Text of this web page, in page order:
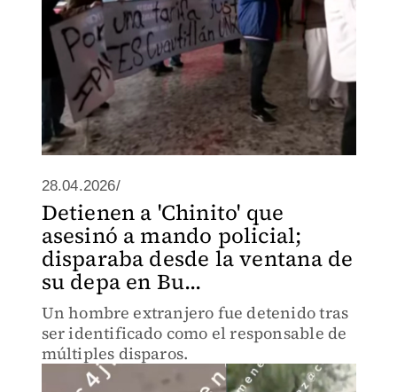
28.04.2026/
Detienen a 'Chinito' que
asesinó a mando policial;
disparaba desde la ventana de
su depa en Bu...
Un hombre extranjero fue detenido tras
ser identificado como el responsable de
múltiples disparos.